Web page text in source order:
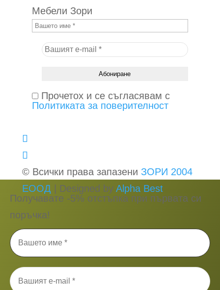
Мебели Зори
Прочетох и се съгласявам с
Политиката за поверителност
© Всички права запазени ЗОРИ 2004
ЕООД | Designed by Alpha Best
Получавате -5% отстъпка при първата си
поръчка!